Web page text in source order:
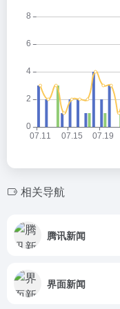
相关导航
腾讯新闻
界面新闻